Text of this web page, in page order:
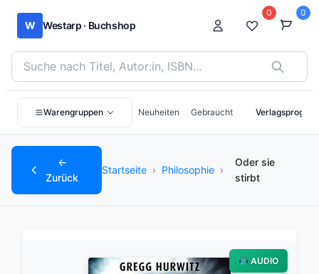
W Westarp · Buchshop
Bücher suchen nach Titel, Autor:in oder ISBN
0 0
Warengruppen Neuheiten Gebraucht
←
Zurück
Startseite › Philosophie ›
Oder sie
stirbt
AUDIO